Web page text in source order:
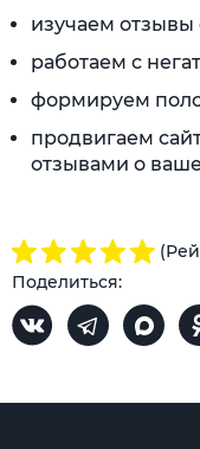
изучаем
работаем с
формируем
продвигаем
отзывами о
Поделиться: